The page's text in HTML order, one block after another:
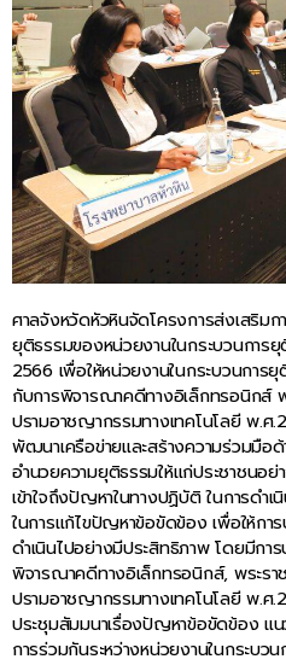
ศาลจังหวัดหัวหินจัดโครงการส่งเสริมก
ยุติธรรมของหน่วยงานในกระบวนการ
2566 เพื่อให้หน่วยงานในกระบวนการ
กับการพิจารณาคดีทางอิเล็กทรอนิกส์
ปรามอาชญากรรมทางเทคโนโลยี พ.ศ
พัฒนาเครือข่ายและสร้างความร่วมมือ
อำนวยความยุติธรรมให้แก่ประชาชนอ
เข้าใจถึงปัญหาในทางปฏิบัติ ในการดำเ
ในการแก้ไขปัญหาข้อขัดข้อง เพื่อให้กา
ดำเนินไปอย่างมีประสิทธิภาพ โดยมีกา
พิจารณาคดีทางอิเล็กทรอนิกส์, พระรา
ปรามอาชญากรรมทางเทคโนโลยี พ.ศ
ประชุมสัมมนาเรื่องปัญหาข้อขัดข้อง แน
การร่วมกันระหว่างหน่วยงานในกระบว